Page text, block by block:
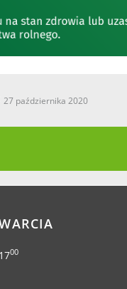
27 października 2020
00